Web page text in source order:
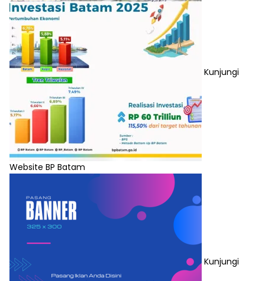
Kunjungi
Website BP Batam
Kunjungi